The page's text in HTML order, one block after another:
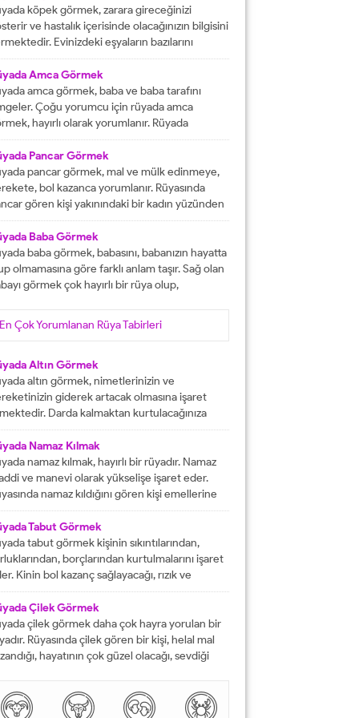
olmasına işaret etmektedir. İşlerinizin
gideceğini gösterirken, ömür boyu
olan konforlu bir hayatın varlığına delalet
Ağız tadınızı bozan faktörleri...
köpek görmek, zarara gireceğinizi
ve hastalık içerisinde olacağınızın bilgisini
Evinizdeki eşyaların bazılarını
delalet etmektedir. Kuvvetsiz
durumun içerisinde kalacağınızın ve rahatsızlık
olacağınızın haberini vermektedir.
dönemlerin içerisinde olacağınızın
verir ve kendinizi başarısız
işaret olacaktır. Diğer yandan ise
yapacak olan kişilerden dolayı başınızın...
Amca Görmek
amca görmek, baba ve baba tarafını
Çoğu yorumcu için rüyada amca
hayırlı olarak yorumlanır. Rüyada
gören kişi, kısa süre içerisinde
çözüp, huzura kavuşacak demektir.
bu rüyayı gören kişinin sağlık sıkıntıları varsa,
çözüme ulaşacak olarak yorumlanır. İşsiz
kişinin bu rüyayı görmesi hayırlı iş
Pancar Görmek
pancar görmek, mal ve mülk edinmeye,
bol kazanca yorumlanır. Rüyasında
gören kişi yakınındaki bir kadın yüzünden
düşebilir, acı haber alabilir, başına gelecek
üzüntüye ve kedere tabir edilebilir. Bekar
rüyasında pancar görürse, yakın zamanda
yada evlenir. Evli birisinin gördüğü
rüyası, eşiyle kavgaya yada ayrılığa...
Baba Görmek
baba görmek, babasını, babanızın hayatta
olmamasına göre farklı anlam taşır. Sağ olan
görmek çok hayırlı bir rüya olup,
veren veren en değerli varlıklar, kişinin
etmiş ise ihtiyacı olanlara yardım etmesi
En Çok Yorumlanan Rüya Tabirleri
Altın Görmek
altın görmek, nimetlerinizin ve
giderek artacak olmasına işaret
Darda kalmaktan kurtulacağınıza
eder ve engelleri yok edeceğinizi
İyi bir hayata sahip olmanızın
tüm pürüzlerin yok olacağını işaret
Emeklerinizin heba olmayacağını
rüyalardan birisi şeklinde
Rüyada altın bileklik görmek,
giderek artacak olmasına delalet
Namaz Kılmak
namaz kılmak, hayırlı bir rüyadır. Namaz
ve manevi olarak yükselişe işaret eder.
namaz kıldığını gören kişi emellerine
zamanda ulaşır. Namaz, rüya da olsa kişinin
güçleneceğini ve Allah tarafından
bir kişi olduğunu gösterir. Rüyalarımızda
çoğunlukla gerçek hayatla birebir
Rüyalarımızda...
Tabut Görmek
tabut görmek kişinin sıkıntılarından,
borçlarından kurtulmalarını işaret
Kinin bol kazanç sağlayacağı, rızık ve
anlamına gelir. Rüya sırasında tabut
aynı zaman da kişinin bahtının ve
kapanmış olduğunu ifade eder. Rüyada
görmek aynı zamanda kişinin yol hazırlığına
anlamına gelir....
Çilek Görmek
çilek görmek daha çok hayra yorulan bir
Rüyasında çilek gören bir kişi, helal mal
hayatının çok güzel olacağı, sevdiği
çoğunlukla aşkı ve tutkuyu da delalet eder.